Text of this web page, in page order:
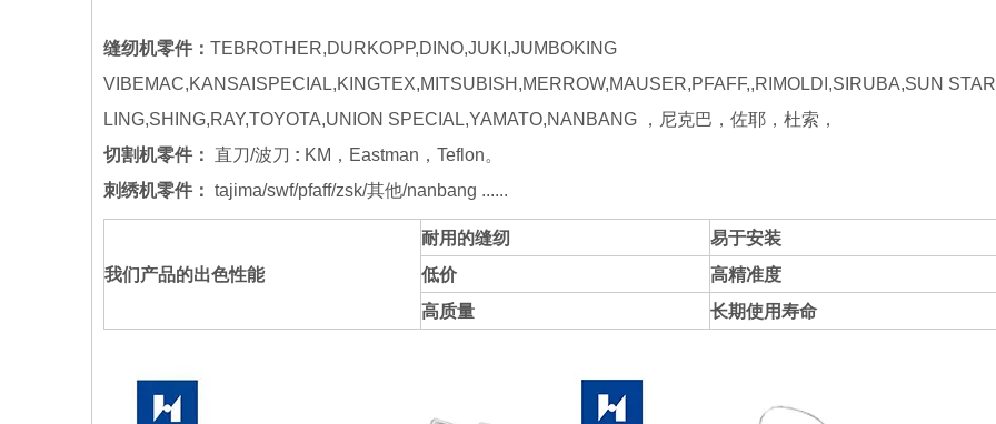
缝纫机零件： TEBROTHER,DURKOPP,DINO,JUKI,JUMBOKING
VIBEMAC,KANSAISPECIAL,KINGTEX,MITSUBISH,MERROW,MAUSER,PFAFF,,RIMOLDI,SIRUBA,SUN
LING,SHING,RAY,TOYOTA,UNION SPECIAL,YAMATO,NANBANG ，尼克巴，佐耶，杜索，
切割机零件：
直刀/波刀 : KM，Eastman，Teflon。
刺绣机零件： tajima/swf/pfaff/zsk/其他/nanbang ......
我们产品的出色性能
耐用的缝纫 易于安装
低价
高精准度
高质量
长期使用寿命